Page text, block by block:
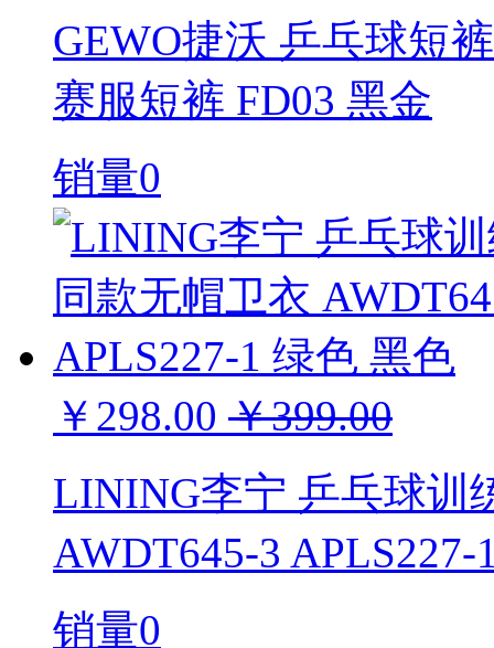
GEWO捷沃 乒乓球短
赛服短裤 FD03 黑金
销量0
￥298.00 ￥399.00
LINING李宁 乒乓球训
AWDT645-3
销量0